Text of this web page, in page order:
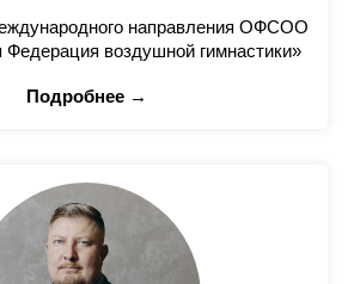
направления ОФСОО
воздушной гимнастики»
Подробнее →